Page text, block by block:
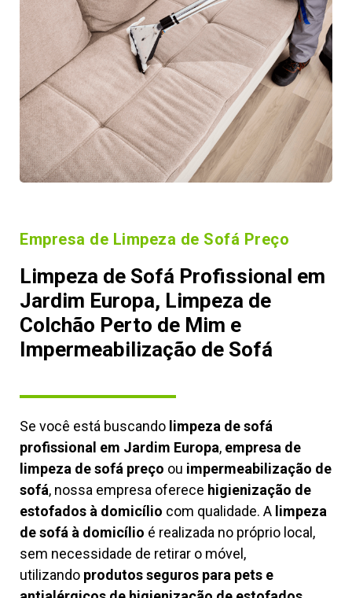
Empresa de Limpeza de Sofá Preço
Limpeza de Sofá Profissional em
Jardim Europa, Limpeza de
Colchão Perto de Mim e
Impermeabilização de Sofá
Se você está buscando limpeza de sofá
profissional em Jardim Europa, empresa de
limpeza de sofá preço ou impermeabilização de
sofá, nossa empresa oferece higienização de
estofados à domicílio com qualidade. A limpeza
de sofá à domicílio é realizada no próprio local,
sem necessidade de retirar o móvel,
utilizando produtos seguros para pets e